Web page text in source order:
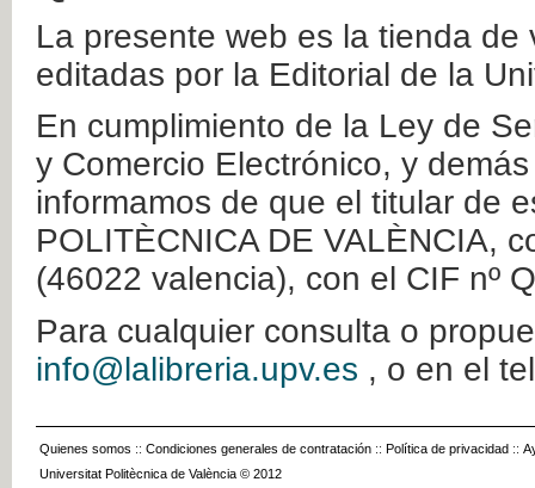
La presente web es la tienda
editadas por la Editorial de la
En cumplimiento de la Ley de
y Comercio Electrónico, y
informamos de que el titular de
POLITÈCNICA DE VALÈNCIA,
(46022 valencia), con el CIF nº
Para cualquier consulta o
info@lalibreria.upv.es , o en el
Quienes somos :: Condiciones generales de contratación :: Política de privacidad ::
Universitat Politècnica de València © 2012